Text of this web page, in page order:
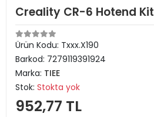
Creality CR-6 Hotend Kit
Ürün Kodu: Txxx.X190
Barkod: 7279119391924
Marka: TIEE
Stok: Stokta yok
952,77 TL